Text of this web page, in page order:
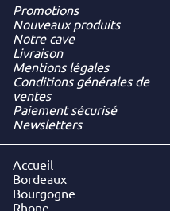
Promotions
Nouveaux produits
Notre cave
Livraison
Mentions légales
Conditions générales de
ventes
Paiement sécurisé
Newsletters
Accueil
Bordeaux
Bourgogne